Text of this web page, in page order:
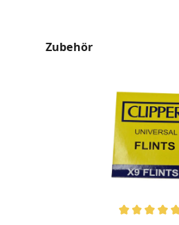
Produktgalerie überspringen
Zubehör